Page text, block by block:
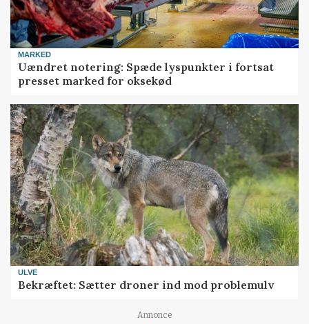
MARKED
Uændret notering: Spæde lyspunkter i fortsat
presset marked for oksekød
ULVE
Bekræftet: Sætter droner ind mod problemulv
Annonce